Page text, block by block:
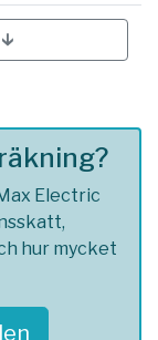
Electric
hur mycket